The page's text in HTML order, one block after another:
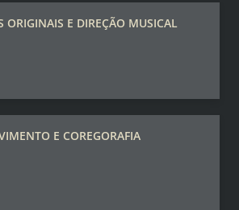
ORIGINAIS E DIREÇÃO MUSICAL
E COREGORAFIA